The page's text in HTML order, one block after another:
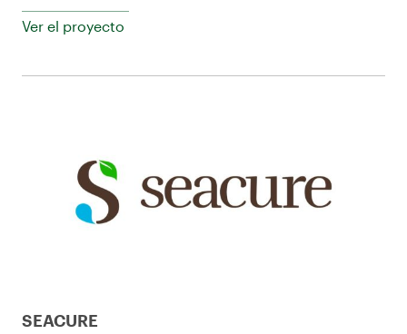
Ver el proyecto
SEACURE